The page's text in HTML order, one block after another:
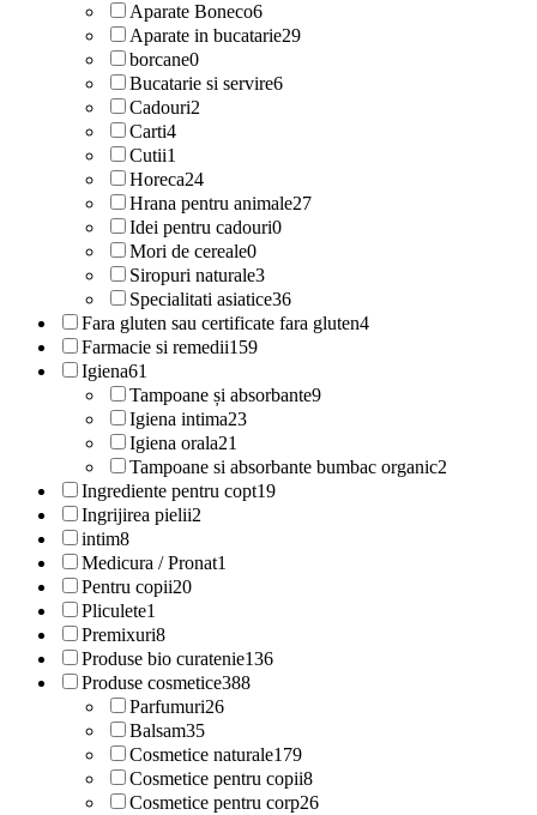
Aparate Boneco6
Aparate in bucatarie29
borcane0
Bucatarie si servire6
Cadouri2
Carti4
Cutii1
Horeca24
Hrana pentru animale27
Idei pentru cadouri0
Mori de cereale0
Siropuri naturale3
Specialitati asiatice36
Fara gluten sau certificate fara gluten4
Farmacie si remedii159
Igiena61
Tampoane și absorbante9
Igiena intima23
Igiena orala21
Tampoane si absorbante bumbac organic2
Ingrediente pentru copt19
Ingrijirea pielii2
intim8
Medicura / Pronat1
Pentru copii20
Pliculete1
Premixuri8
Produse bio curatenie136
Produse cosmetice388
Parfumuri26
Balsam35
Cosmetice naturale179
Cosmetice pentru copii8
Cosmetice pentru corp26